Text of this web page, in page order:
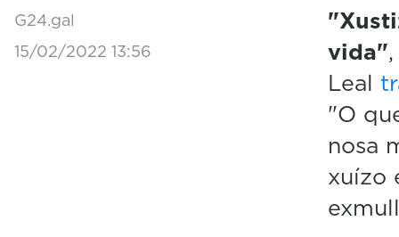
G24.gal
15/02/2022 13:56
vida"
Leal
"O
nosa
xuízo